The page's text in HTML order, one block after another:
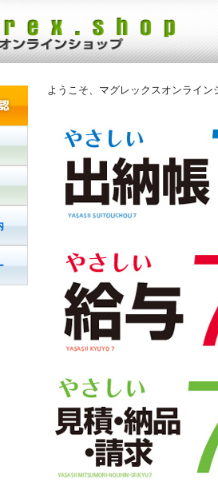
ようこそ、マグレックスオンライン